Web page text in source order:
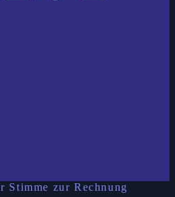
Stimme zur Rechnung